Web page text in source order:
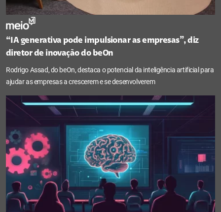
“IA generativa pode impulsionar as empresas”, diz
diretor de inovação do beOn
Rodrigo Assad, do beOn, destaca o potencial da inteligência artificial para
ajudar as empresas a crescerem e se desenvolverem